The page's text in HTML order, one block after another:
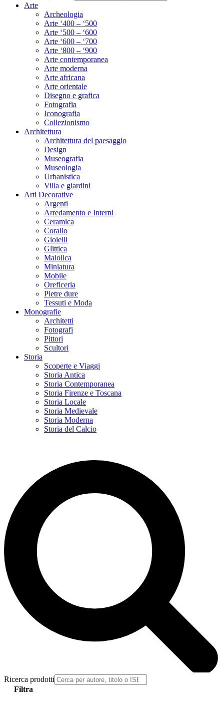
Arte
Archeologia
Arte ‘400 – ‘500
Arte ‘500 – ‘600
Arte ‘600 – ‘700
Arte ‘800 – ‘900
Arte contemporanea
Arte moderna
Arte africana
Arte orientale
Disegno e grafica
Fotografia
Iconografia
Collezionismo
Architettura
Architettura del paesaggio
Design
Museografia
Museologia
Urbanistica
Villa e giardini
Arti Decorative
Argenti
Arredamento e Interni
Ceramica
Corallo
Gioielli
Glittica
Maiolica
Miniatura
Mobile
Oreficeria
Pietre dure
Tessuti e Moda
Monografie
Architetti
Fotografi
Pittori
Scultori
Storia
Scoperte e Viaggi
Storia Antica
Storia Contemporanea
Storia Firenze e Toscana
Storia Locale
Storia Medievale
Storia Moderna
Storia del Calcio
Ricerca prodotti
Filtra